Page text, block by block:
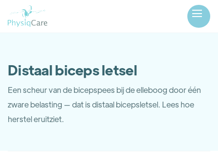
Distaal biceps letsel
Een scheur van de bicepspees bij de elleboog door één
zware belasting — dat is distaal bicepsletsel. Lees hoe
herstel eruitziet.